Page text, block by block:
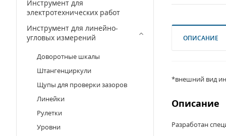
Инструмент для
электротехнических работ
Инструмент для линейно-
угловых измерений
Доворотные шкалы
Штангенциркули
Щупы для проверки зазоров
Линейки
Рулетки
Уровни
ОПИСАНИЕ
*внешний вид
Описание
Разработан